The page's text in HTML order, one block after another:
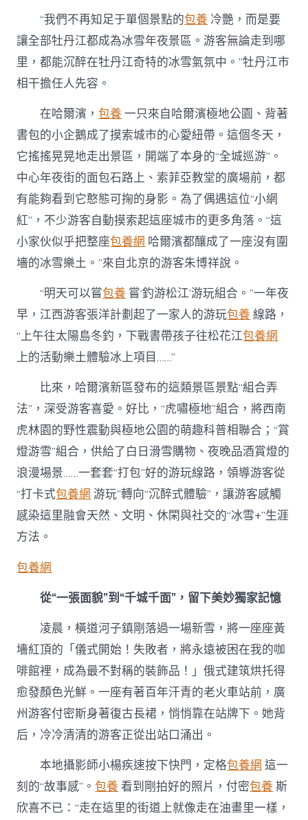
“我們不再知足于單個景點的包養 冷艷，而是要
讓全部牡丹江都成為冰雪年夜景區。游客無論走到哪
里，都能沉醉在牡丹江奇特的冰雪氣氛中。”牡丹江市
相干擔任人先容。
在哈爾濱，包養 一只來自哈爾濱極地公園、背著
書包的小企鵝成了摸索城市的心愛紐帶。這個冬天，
它搖搖晃晃地走出景區，開端了本身的“全城巡游”。
中心年夜街的面包石路上、索菲亞教堂的廣場前，都
有能夠看到它憨態可掬的身影。為了偶遇這位“小網
紅”，不少游客自動摸索起這座城市的更多角落。“這
小家伙似乎把整座包養網 哈爾濱都釀成了一座沒有圍
墻的冰雪樂土。”來自北京的游客朱博祥說。
“明天可以嘗包養 嘗‘釣游松江’游玩組合。”一年夜
早，江西游客張洋計劃起了一家人的游玩包養 線路，
“上午往太陽島冬釣，下戰書帶孩子往松花江包養網
上的活動樂土體驗冰上項目……”
比來，哈爾濱新區發布的這類景區景點“組合弄
法”，深受游客喜愛。好比，“虎嘯極地”組合，將西南
虎林園的野性震動與極地公園的萌趣科普相聯合；“賞
燈游雪”組合，供給了白日滑雪購物、夜晚品酒賞燈的
浪漫場景……一套套“打包”好的游玩線路，領導游客從
“打卡式包養網 游玩”轉向“沉醉式體驗”，讓游客感觸
感染這里融會天然、文明、休閑與社交的“冰雪+”生涯
方法。
包養網
從“一張面貌”到“千城千面”，留下美妙獨家記憶
凌晨，橫道河子鎮剛落過一場新雪，將一座座黃
墻紅頂的「儀式開始！失敗者，將永遠被困在我的咖
啡館裡，成為最不對稱的裝飾品！」俄式建筑烘托得
愈發顏色光鮮。一座有著百年汗青的老火車站前，廣
州游客付密斯身著復古長裙，悄悄靠在站牌下。她背
后，冷冷清清的游客正從出站口涌出。
本地攝影師小楊疾速按下快門，定格包養網 這一
刻的“故事感”。包養 看到剛拍好的照片，付密包養 斯
欣喜不已：“走在這里的街道上就像走在油畫里一樣，